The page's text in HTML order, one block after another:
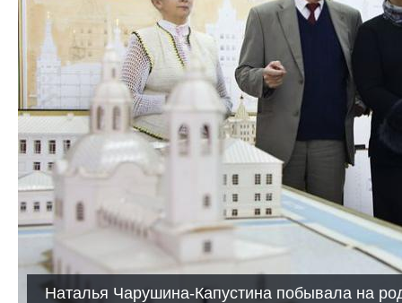
Наталья Чарушина-Капустина побывала на